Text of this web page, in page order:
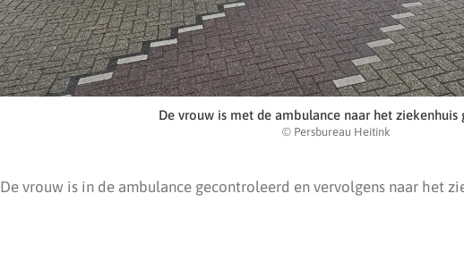
De vrouw is met de ambulance naar het ziekenhuis
© Persbureau Heitink
De vrouw is in de ambulance gecontroleerd en vervolgens naar het